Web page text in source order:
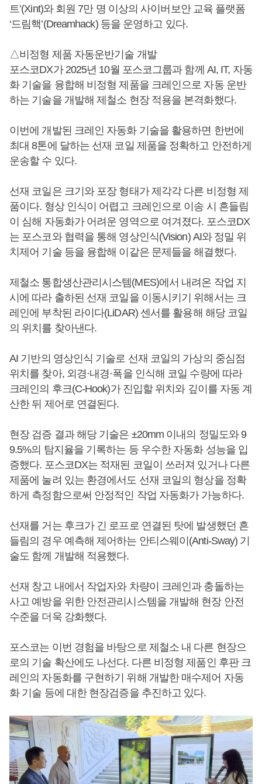
트’(Xint)와 회원 7만 명 이상의 사이버보안 교육 플랫폼
‘드림핵’(Dreamhack) 등을 운영하고 있다.
△비정형 제품 자동운반기술 개발
포스코DX가 2025년 10월 포스코그룹과 함께 AI, IT, 자동
화 기술을 융합해 비정형 제품을 크레인으로 자동 운반
하는 기술을 개발해 제철소 현장 적용을 본격화했다.
이번에 개발된 크레인 자동화 기술을 활용하면 한번에
최대 8톤에 달하는 선재 코일 제품을 정확하고 안전하게
운송할 수 있다.
선재 코일은 크기와 포장 형태가 제각각 다른 비정형 제
품이다. 형상 인식이 어렵고 크레인으로 이송 시 흔들림
이 심해 자동화가 어려운 영역으로 여겨졌다. 포스코DX
는 포스코와 협력을 통해 영상인식(Vision) AI와 정밀 위
치제어 기술 등을 융합해 이같은 문제들을 해결했다.
제철소 통합생산관리시스템(MES)에서 내려온 작업 지
시에 따라 출하된 선재 코일을 이동시키기 위해서는 크
레인에 부착된 라이다(LiDAR) 센서를 활용해 해당 코일
의 위치를 찾아낸다.
AI 기반의 영상인식 기술로 선재 코일의 가상의 중심점
위치를 찾아, 외경·내경·폭을 인식해 코일 수량에 따라
크레인의 후크(C-Hook)가 진입할 위치와 깊이를 자동 계
산한 뒤 제어로 연결된다.
현장 검증 결과 해당 기술은 ±20mm 이내의 정밀도와 9
9.5%의 탐지율을 기록하는 등 우수한 자동화 성능을 입
증했다. 포스코DX는 적재된 코일이 쓰러져 있거나 다른
제품에 눌려 있는 환경에서도 선재 코일의 형상을 정확
하게 측정함으로써 안정적인 작업 자동화가 가능하다.
선재를 거는 후크가 긴 로프로 연결된 탓에 발생했던 흔
들림의 경우 예측해 제어하는 안티스웨이(Anti-Sway) 기
술도 함께 개발해 적용했다.
선재 창고 내에서 작업자와 차량이 크레인과 충돌하는
사고 예방을 위한 안전관리시스템을 개발해 현장 안전
수준을 더욱 강화했다.
포스코는 이번 경험을 바탕으로 제철소 내 다른 현장으
로의 기술 확산에도 나선다. 다른 비정형 제품인 후판 크
레인의 자동화를 구현하기 위해 개발한 매수제어 자동
화 기술 등에 대한 현장검증을 추진하고 있다.